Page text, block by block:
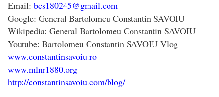
Email: bcs180245@gmail.com
Google: General Bartolomeu Constantin SAVOIU
Wikipedia: General Bartolomeu Constantin SAVOIU
Youtube: Bartolomeu Constantin SAVOIU Vlog
www.constantinsavoiu.ro
www.mlnr1880.org
http://constantinsavoiu.com/blog/